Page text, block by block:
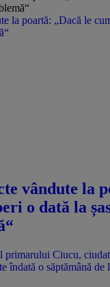
la poartă: „Dacă le
vândute la
o dată la
primarului Ciucu,
îndată o săptămână de